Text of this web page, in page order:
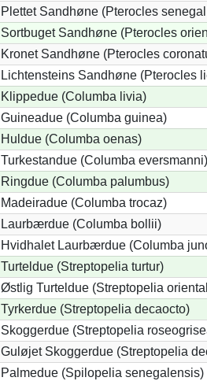
Plettet Sandhøne (Pterocles
Sortbuget Sandhøne (Pterocles
Kronet Sandhøne (Pterocles
Lichtensteins Sandhøne (Pterocles
Klippedue (Columba livia)
Guineadue (Columba guinea)
Huldue (Columba oenas)
Turkestandue (Columba eversmanni)
Ringdue (Columba palumbus)
Madeiradue (Columba trocaz)
Laurbærdue (Columba bollii)
Hvidhalet Laurbærdue (Columba
Turteldue (Streptopelia turtur)
Østlig Turteldue (Streptopelia
Tyrkerdue (Streptopelia decaocto)
Skoggerdue (Streptopelia
Guløjet Skoggerdue (Streptopelia
Palmedue (Spilopelia senegalensis)